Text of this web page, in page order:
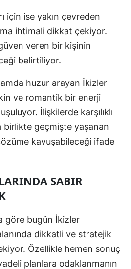
Düzce
için ise yakın çevreden
ihtimali dikkat çekiyor.
veren bir kişinin
belirtiliyor.
huzur arayan İkizler
ve romantik bir enerji
İlişkilerde karşılıklı
birlikte geçmişte yaşanan
kavuşabileceği ifade
SABIR
göre bugün İkizler
dikkatli ve stratejik
Özellikle hemen sonuç
planlara odaklanmanın